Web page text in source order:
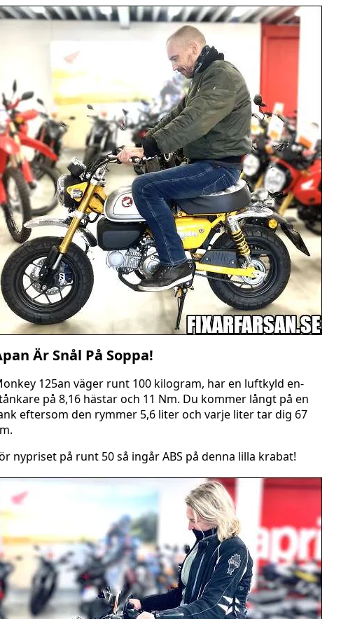
Är Snål På Soppa!
125an väger runt 100 kilogram, har en luftkyld en-
på 8,16 hästar och 11 Nm. Du kommer långt på en
eftersom den rymmer 5,6 liter och varje liter tar dig 67
nypriset på runt 50 så ingår ABS på denna lilla krabat!